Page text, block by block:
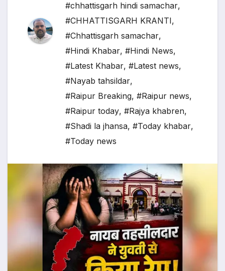
#chhattisgarh hindi samachar,
#CHHATTISGARH KRANTI,
#Chhattisgarh samachar,
#Hindi Khabar, #Hindi News,
#Latest Khabar, #Latest news,
#Nayab tahsildar,
#Raipur Breaking, #Raipur news,
#Raipur today, #Rajya khabren,
#Shadi la jhansa, #Today khabar,
#Today news